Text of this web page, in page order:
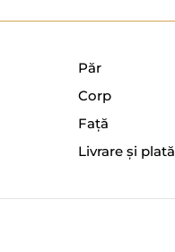
Păr
Corp
Față
Livrare și plată